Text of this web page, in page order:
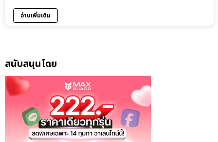
อ่านเพิ่มเติม
สนับสนุนโดย